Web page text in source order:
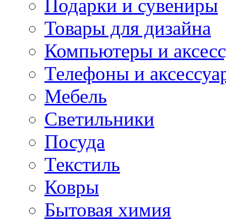
Подарки и сувениры
Товары для дизайна
Компьютеры и
Телефоны и
Мебель
Светильники
Посуда
Текстиль
Ковры
Бытовая химия